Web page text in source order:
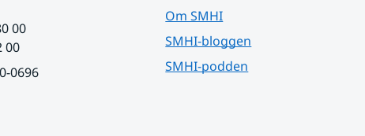
00
00
0696
Om SMHI
SMHI-bloggen
SMHI-podden